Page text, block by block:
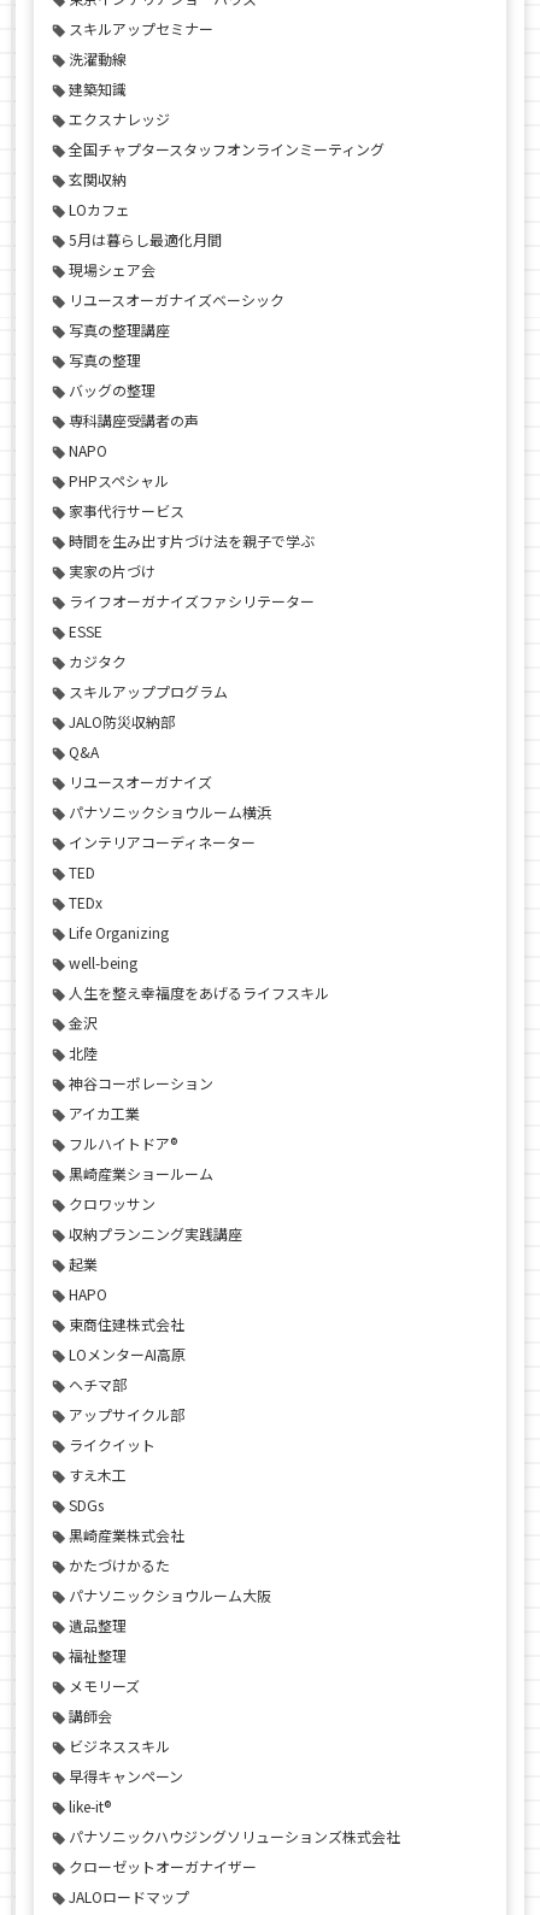
スキルアップセミナー
洗濯動線
建築知識
エクスナレッジ
全国チャプタースタッフオンラインミーティング
玄関収納
LOカフェ
5月は暮らし最適化月間
現場シェア会
リユースオーガナイズベーシック
写真の整理講座
写真の整理
バッグの整理
専科講座受講者の声
NAPO
PHPスペシャル
家事代行サービス
時間を生み出す片づけ法を親子で学ぶ
実家の片づけ
ライフオーガナイズファシリテーター
ESSE
カジタク
スキルアッププログラム
JALO防災収納部
Q&A
リユースオーガナイズ
パナソニックショウルーム横浜
インテリアコーディネーター
TED
TEDx
Life Organizing
well-being
人生を整え幸福度をあげるライフスキル
金沢
北陸
神谷コーポレーション
アイカ工業
フルハイトドア®
黒崎産業ショールーム
クロワッサン
収納プランニング実践講座
起業
HAPO
東商住建株式会社
LOメンターAI高原
ヘチマ部
アップサイクル部
ライクイット
すえ木工
SDGs
黒崎産業株式会社
かたづけかるた
パナソニックショウルーム大阪
遺品整理
福祉整理
メモリーズ
講師会
ビジネススキル
早得キャンペーン
like-it®
パナソニックハウジングソリューションズ株式会社
クローゼットオーガナイザー
JALOロードマップ